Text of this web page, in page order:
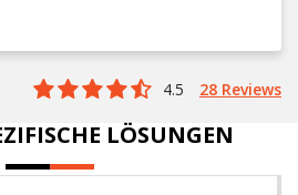
4.5 28 Reviews
LÖSUNGEN